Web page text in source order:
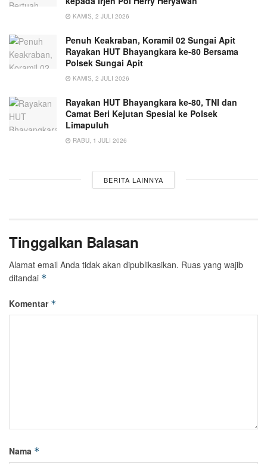
KAMIS, 2 JULI 2026
Penuh Keakraban, Koramil 02 Sungai Apit
Rayakan HUT Bhayangkara ke-80 Bersama
Polsek Sungai Apit
KAMIS, 2 JULI 2026
Rayakan HUT Bhayangkara ke-80, TNI dan
Camat Beri Kejutan Spesial ke Polsek
Limapuluh
RABU, 1 JULI 2026
BERITA LAINNYA
Tinggalkan Balasan
Alamat email Anda tidak akan dipublikasikan. Ruas yang wajib
ditandai *
Komentar *
Nama *